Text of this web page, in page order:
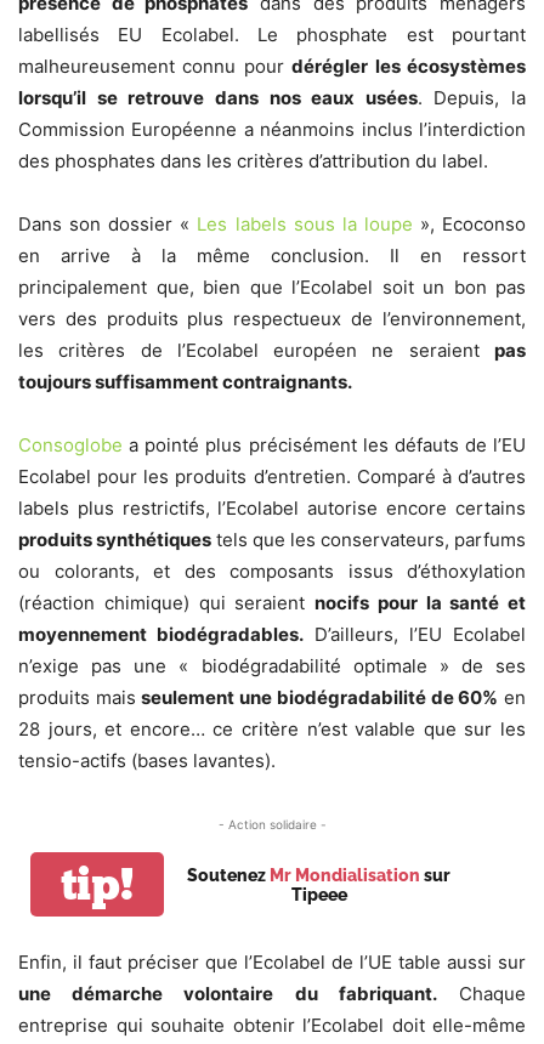
labellisés EU Ecolabel. Le phosphate est pourtant
malheureusement connu pourdérégler les écosystèmes
lorsqu’il se retrouve dans nos eaux usées. Depuis, la
Commission Européenne a néanmoins inclus l’interdiction
des phosphates dans les critères d’attribution du label.
Dans son dossier « Les labels sous la loupe », Ecoconso
en arrive à la même conclusion. Il en ressort
principalement que, bien que l’Ecolabel soit un bon pas
vers des produits plus respectueux de l’environnement,
les critères de l’Ecolabel européen ne seraient pas
toujours suffisamment contraignants.
Consoglobe a pointé plus précisément les défauts de l’EU
Ecolabel pour les produits d’entretien. Comparé à d’autres
labels plus restrictifs, l’Ecolabel autorise encore certains
produits synthétiques tels que les conservateurs, parfums
ou colorants, et des composants issus d’éthoxylation
(réaction chimique) qui seraient nocifs pour la santé et
moyennement biodégradables. D’ailleurs, l’EU Ecolabel
n’exige pas une « biodégradabilité optimale » de ses
produits maisseulement une biodégradabilité de 60% en
28 jours, et encore… ce critère n’est valable que sur les
tensio-actifs (bases lavantes).
- Action solidaire -
tip! Soutenez Mr Mondialisation sur
Tipeee
Enfin, il faut préciser que l’Ecolabel de l’UE table aussi sur
une démarche volontaire du fabriquant.Chaque
entreprise qui souhaite obtenir l’Ecolabel doit elle-même